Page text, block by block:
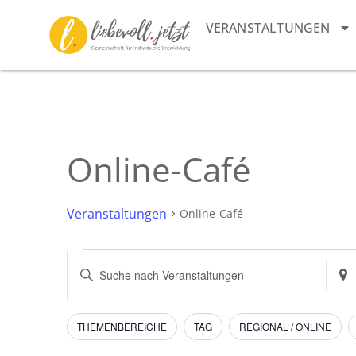
VERANSTALTUNGEN
Online-Café
Veranstaltungen Online-Café
Veranstaltungen
Suche
und
Bitte
Schlüsselwort
Suche
nach
Veranstaltungen
Schlüsselwort.
Suche
nach
Filter
Das
Ändern
THEMENBEREICHE TAG REGIONAL / ONLINE